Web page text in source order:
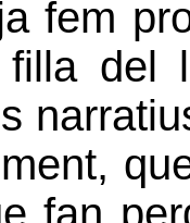
fem
filla del